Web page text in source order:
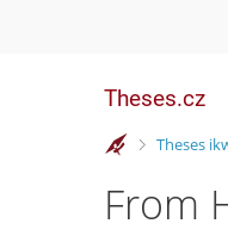
Theses.cz
>
Theses